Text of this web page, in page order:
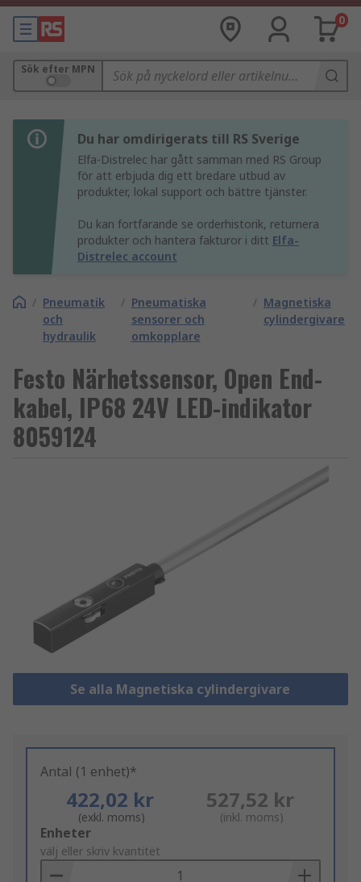
0
Sök efter MPN
Du har omdirigerats till RS Sverige
Elfa-Distrelec har gått samman med RS Group
för att erbjuda dig ett bredare utbud av
produkter, lokal support och bättre tjänster.
Du kan fortfarande se orderhistorik, returnera
produkter och hantera fakturor i ditt Elfa-
Distrelec account
/ Pneumatik
och
hydraulik
/ Pneumatiska
sensorer och
omkopplare
/ Magnetiska
cylindergivare
Festo Närhetssensor, Open End-
kabel, IP68 24V LED-indikator
8059124
Se alla Magnetiska cylindergivare
Antal (1 enhet)*
422,02 kr
(exkl. moms)
527,52 kr
(inkl. moms)
Add
to
Basket
Enheter
välj eller skriv kvantitet